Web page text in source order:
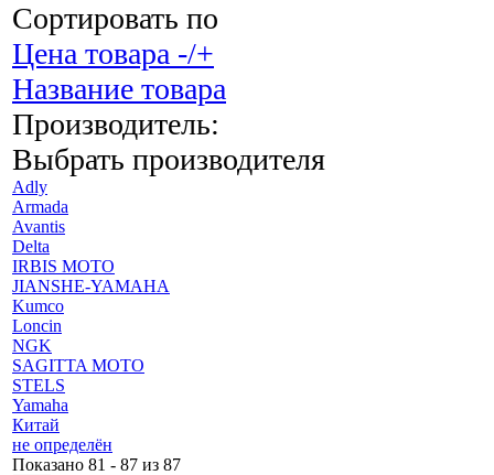
Сортировать по
Цена товара -/+
Название товара
Производитель:
Выбрать производителя
Adly
Armada
Avantis
Delta
IRBIS MOTO
JIANSHE-YAMAHA
Kumco
Loncin
NGK
SAGITTA MOTO
STELS
Yamaha
Китай
не определён
Показано 81 - 87 из 87